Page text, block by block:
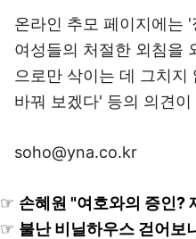
온라인 추모 페이지에는
여성들의 처절한 외침을
으로만 삭이는 데 그치
바꿔 보겠다' 등의 의견이
soho@yna.co.kr
☞ 손혜원 "여호와의 증인?
☞ 불난 비닐하우스 걷어보